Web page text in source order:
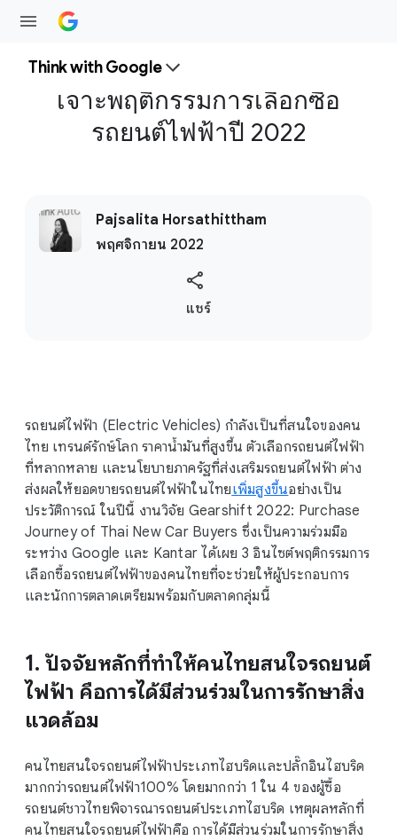
Think with Google
เจาะพฤติกรรมการเลือกซื้อ
รถยนต์ไฟฟ้าปี 2022
Pajsalita Horsathittham
พฤศจิกายน 2022
S
l
M
d
u
แชร์
รถยนต์ไฟฟ้า (Electric Vehicles) กำลังเป็นที่สนใจของคน
ไทย เทรนด์รักษ์โลก ราคาน้ำมันที่สูงขึ้น ตัวเลือกรถยนต์ไฟฟ้า
ที่หลากหลาย และนโยบายภาครัฐที่ส่งเสริมรถยนต์ไฟฟ้า ต่าง
ส่งผลให้ยอดขายรถยนต์ไฟฟ้าในไทยเพิ่มสูงขึ้นอย่างเป็น
ประวัติการณ์ ในปีนี้ งานวิจัย Gearshift 2022: Purchase
Journey of Thai New Car Buyers ซึ่งเป็นความร่วมมือ
ระหว่าง Google และ Kantar ได้เผย 3 อินไซต์พฤติกรรมการ
เลือกซื้อรถยนต์ไฟฟ้าของคนไทยที่จะช่วยให้ผู้ประกอบการ
และนักการตลาดเตรียมพร้อมกับตลาดกลุ่มนี้
1. ปัจจัยหลักที่ทำให้คนไทยสนใจรถยนต์
ไฟฟ้า คือการได้มีส่วนร่วมในการรักษาสิ่ง
แวดล้อม
คนไทยสนใจรถยนต์ไฟฟ้าประเภทไฮบริดและปลั๊กอินไฮบริด
มากกว่ารถยนต์ไฟฟ้า100% โดยมากกว่า 1 ใน 4 ของผู้ซื้อ
รถยนต์ชาวไทยพิจารณารถยนต์ประเภทไฮบริด เหตุผลหลักที่
คนไทยสนใจรถยนต์ไฟฟ้าคือ การได้มีส่วนร่วมในการรักษาสิ่ง